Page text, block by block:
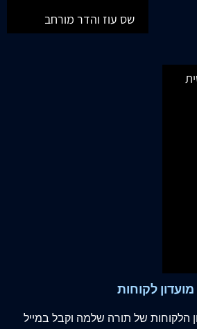
שס עוז והדר מורחב
מועדון לקוחות
הלקוחות של תורה שלמה וקבל במייל